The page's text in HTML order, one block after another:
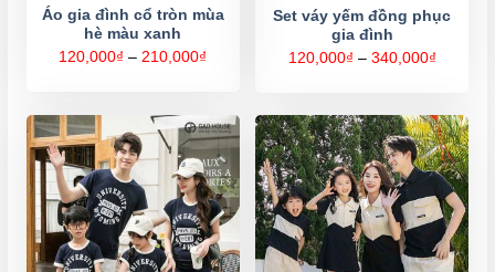
Áo gia đình cổ tròn mùa
hè màu xanh
120,000₫ – 210,000₫
210,000₫
Set váy yếm đồng phục
gia đình
120,000₫ – 340,000₫Khoảng
đến